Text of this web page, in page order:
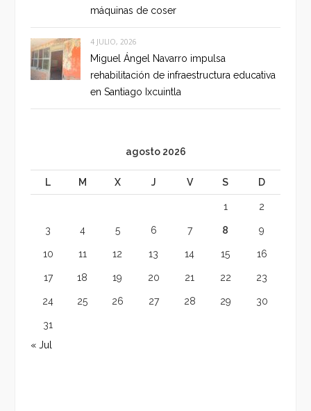
máquinas de coser
4 JULIO, 2026
Miguel Ángel Navarro impulsa
rehabilitación de infraestructura educativa
en Santiago Ixcuintla
agosto 2026
L M X J V S D
1 2
3 4 5 6 7 8 9
10 11 12 13 14 15 16
17 18 19 20 21 22 23
24 25 26 27 28 29 30
31
« Jul